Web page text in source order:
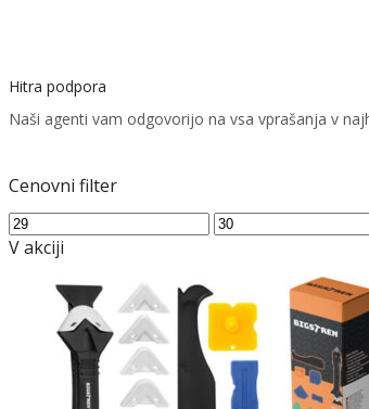
Hitra podpora
Naši agenti vam odgovorijo na vsa vprašanja v
Cenovni filter
Min
price
Max
price
V akciji